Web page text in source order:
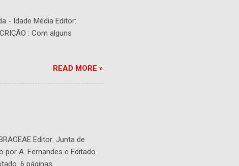
- Idade Média Editor:
: Com alguns
READ MORE »
Editor: Junta de
por A. Fernandes e Editado
6 páginas.